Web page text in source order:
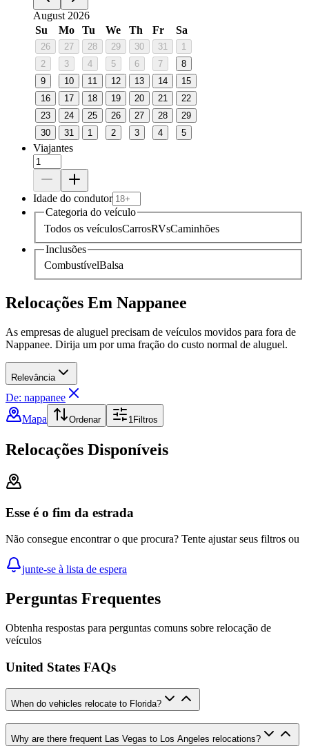
August 2026
Su
Mo Tu We Th Fr Sa
26 27 28 29 30 31
1
2
3 4 5 6 7
8
9
10 11 12 13 14
15
16
17 18 19 20 21
22
23
24 25 26 27 28
29
30
31 1 2 3 4 5
Viajantes
Idade do condutor
Categoria do veículo
Todos os veículosCarrosRVsCaminhões
Inclusões
CombustívelBalsa
Relocações Em Nappanee
As empresas de aluguel precisam de veículos movidos para fora de
Nappanee. Dirija um por uma fração do custo normal de aluguel.
Relevância
De: nappanee
Mapa
Ordenar 1Filtros
Relocações Disponíveis
Esse é o fim da estrada
Não consegue encontrar o que procura? Tente ajustar seus filtros ou
junte-se à lista de espera
Perguntas Frequentes
Obtenha respostas para perguntas comuns sobre relocação de
veículos
United States FAQs
When do vehicles relocate to Florida?
Why are there frequent Las Vegas to Los Angeles relocations?